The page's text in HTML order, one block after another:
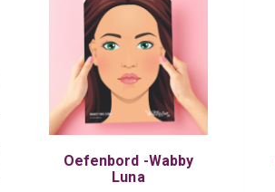
Oefenbord -Wabby
Luna